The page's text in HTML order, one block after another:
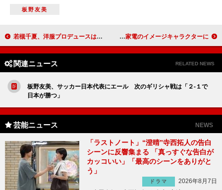
板野友美
若槻千夏、洋服プロデュースは「ちょっと懲りた」 友人のＫＡＢＡ．ちゃんと「クマタン」をＰＲ 大泉洋と優香が初の夫婦役共演 東芝生活家電のイメージキャラクターに
関連ニュース RELATED NEWS
板野友美、サッカー日本代表にエール 次のギリシャ戦は「２‐１で
日本が勝つ」
芸能ニュース NEWS
「ラストノート」“澄晴”寺西拓人の告白
シーンに反響集まる 「真っすぐな告白が
カッコいい」「最高のシーンをありがと
う」
ドラマ
2026年8月7日